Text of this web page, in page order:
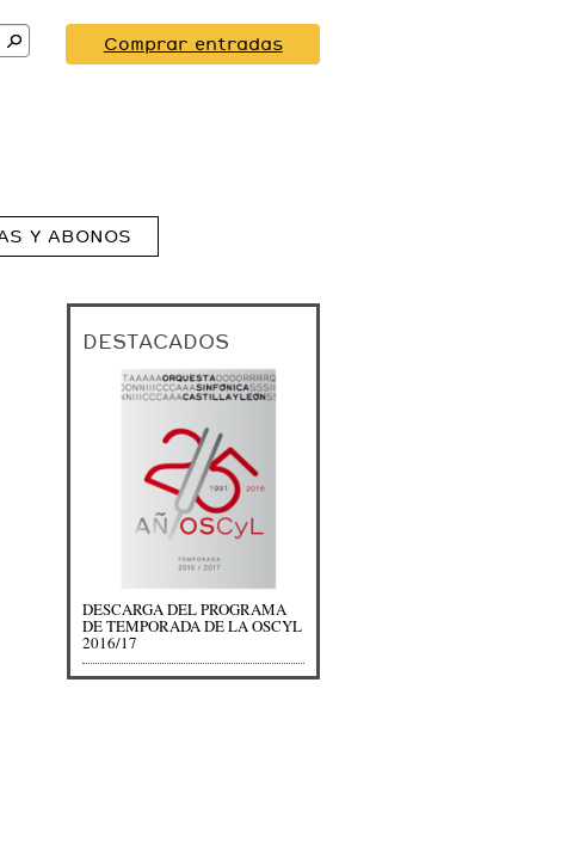
Comprar entradas
Y ABONOS
DESTACADOS
DESCARGA DEL PROGRAMA
DE TEMPORADA DE LA OSCYL
2016/17